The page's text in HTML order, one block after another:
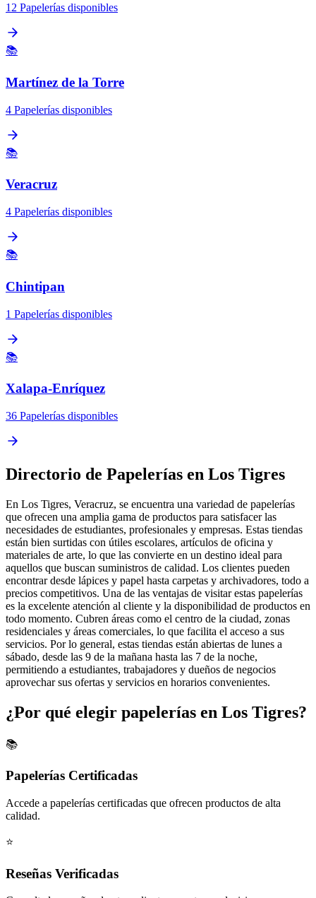
12 Papelerías disponibles
📚
Martínez de la Torre
4 Papelerías disponibles
📚
Veracruz
4 Papelerías disponibles
📚
Chintipan
1 Papelerías disponibles
📚
Xalapa-Enríquez
36 Papelerías disponibles
Directorio de Papelerías en Los Tigres
En Los Tigres, Veracruz, se encuentra una variedad de papelerías
que ofrecen una amplia gama de productos para satisfacer las
necesidades de estudiantes, profesionales y empresas. Estas tiendas
están bien surtidas con útiles escolares, artículos de oficina y
materiales de arte, lo que las convierte en un destino ideal para
aquellos que buscan suministros de calidad. Los clientes pueden
encontrar desde lápices y papel hasta carpetas y archivadores, todo a
precios competitivos. Una de las ventajas de visitar estas papelerías
es la excelente atención al cliente y la disponibilidad de productos en
todo momento. Cubren áreas como el centro de la ciudad, zonas
residenciales y áreas comerciales, lo que facilita el acceso a sus
servicios. Por lo general, estas tiendas están abiertas de lunes a
sábado, desde las 9 de la mañana hasta las 7 de la noche,
permitiendo a estudiantes, trabajadores y dueños de negocios
aprovechar sus ofertas y servicios en horarios convenientes.
¿Por qué elegir papelerías en Los Tigres?
📚
Papelerías Certificadas
Accede a papelerías certificadas que ofrecen productos de alta
calidad.
⭐
Reseñas Verificadas